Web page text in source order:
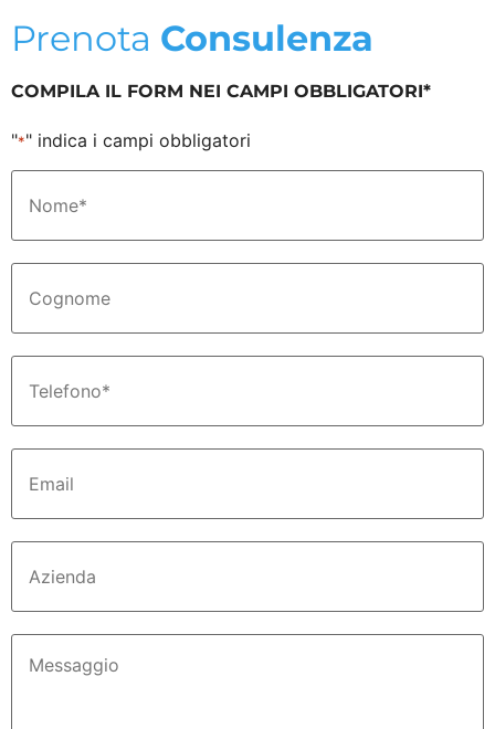
Prenota Consulenza
COMPILA IL FORM NEI CAMPI OBBLIGATORI*
"*" indica i campi obbligatori